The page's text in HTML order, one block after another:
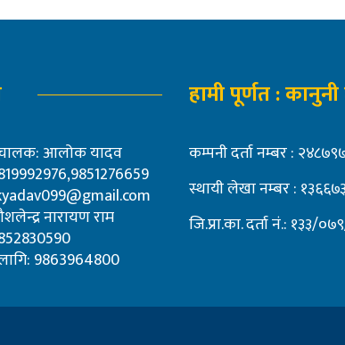
आलोक यादव
नारायण राम
9863964800
हामी पूर्णत :
कम्पनी दर्ता नम्बर :
स्थायी लेखा नम्बर :
जि.प्रा.का. दर्ता नं.: १३३/